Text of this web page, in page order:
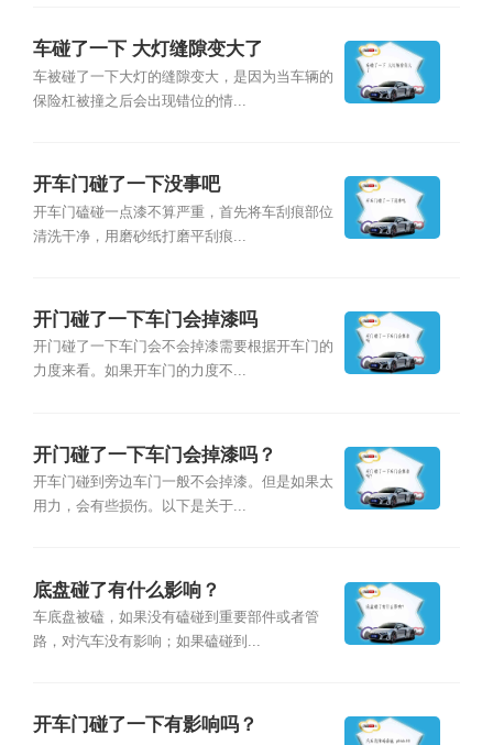
车碰了一下 大灯缝隙变大了
车被碰了一下大灯的缝隙变大，是因为当车辆的
保险杠被撞之后会出现错位的情...
开车门碰了一下没事吧
开车门磕碰一点漆不算严重，首先将车刮痕部位
清洗干净，用磨砂纸打磨平刮痕...
开门碰了一下车门会掉漆吗
开门碰了一下车门会不会掉漆需要根据开车门的
力度来看。如果开车门的力度不...
开门碰了一下车门会掉漆吗？
开车门碰到旁边车门一般不会掉漆。但是如果太
用力，会有些损伤。以下是关于...
底盘碰了有什么影响？
车底盘被磕，如果没有磕碰到重要部件或者管
路，对汽车没有影响；如果磕碰到...
开车门碰了一下有影响吗？